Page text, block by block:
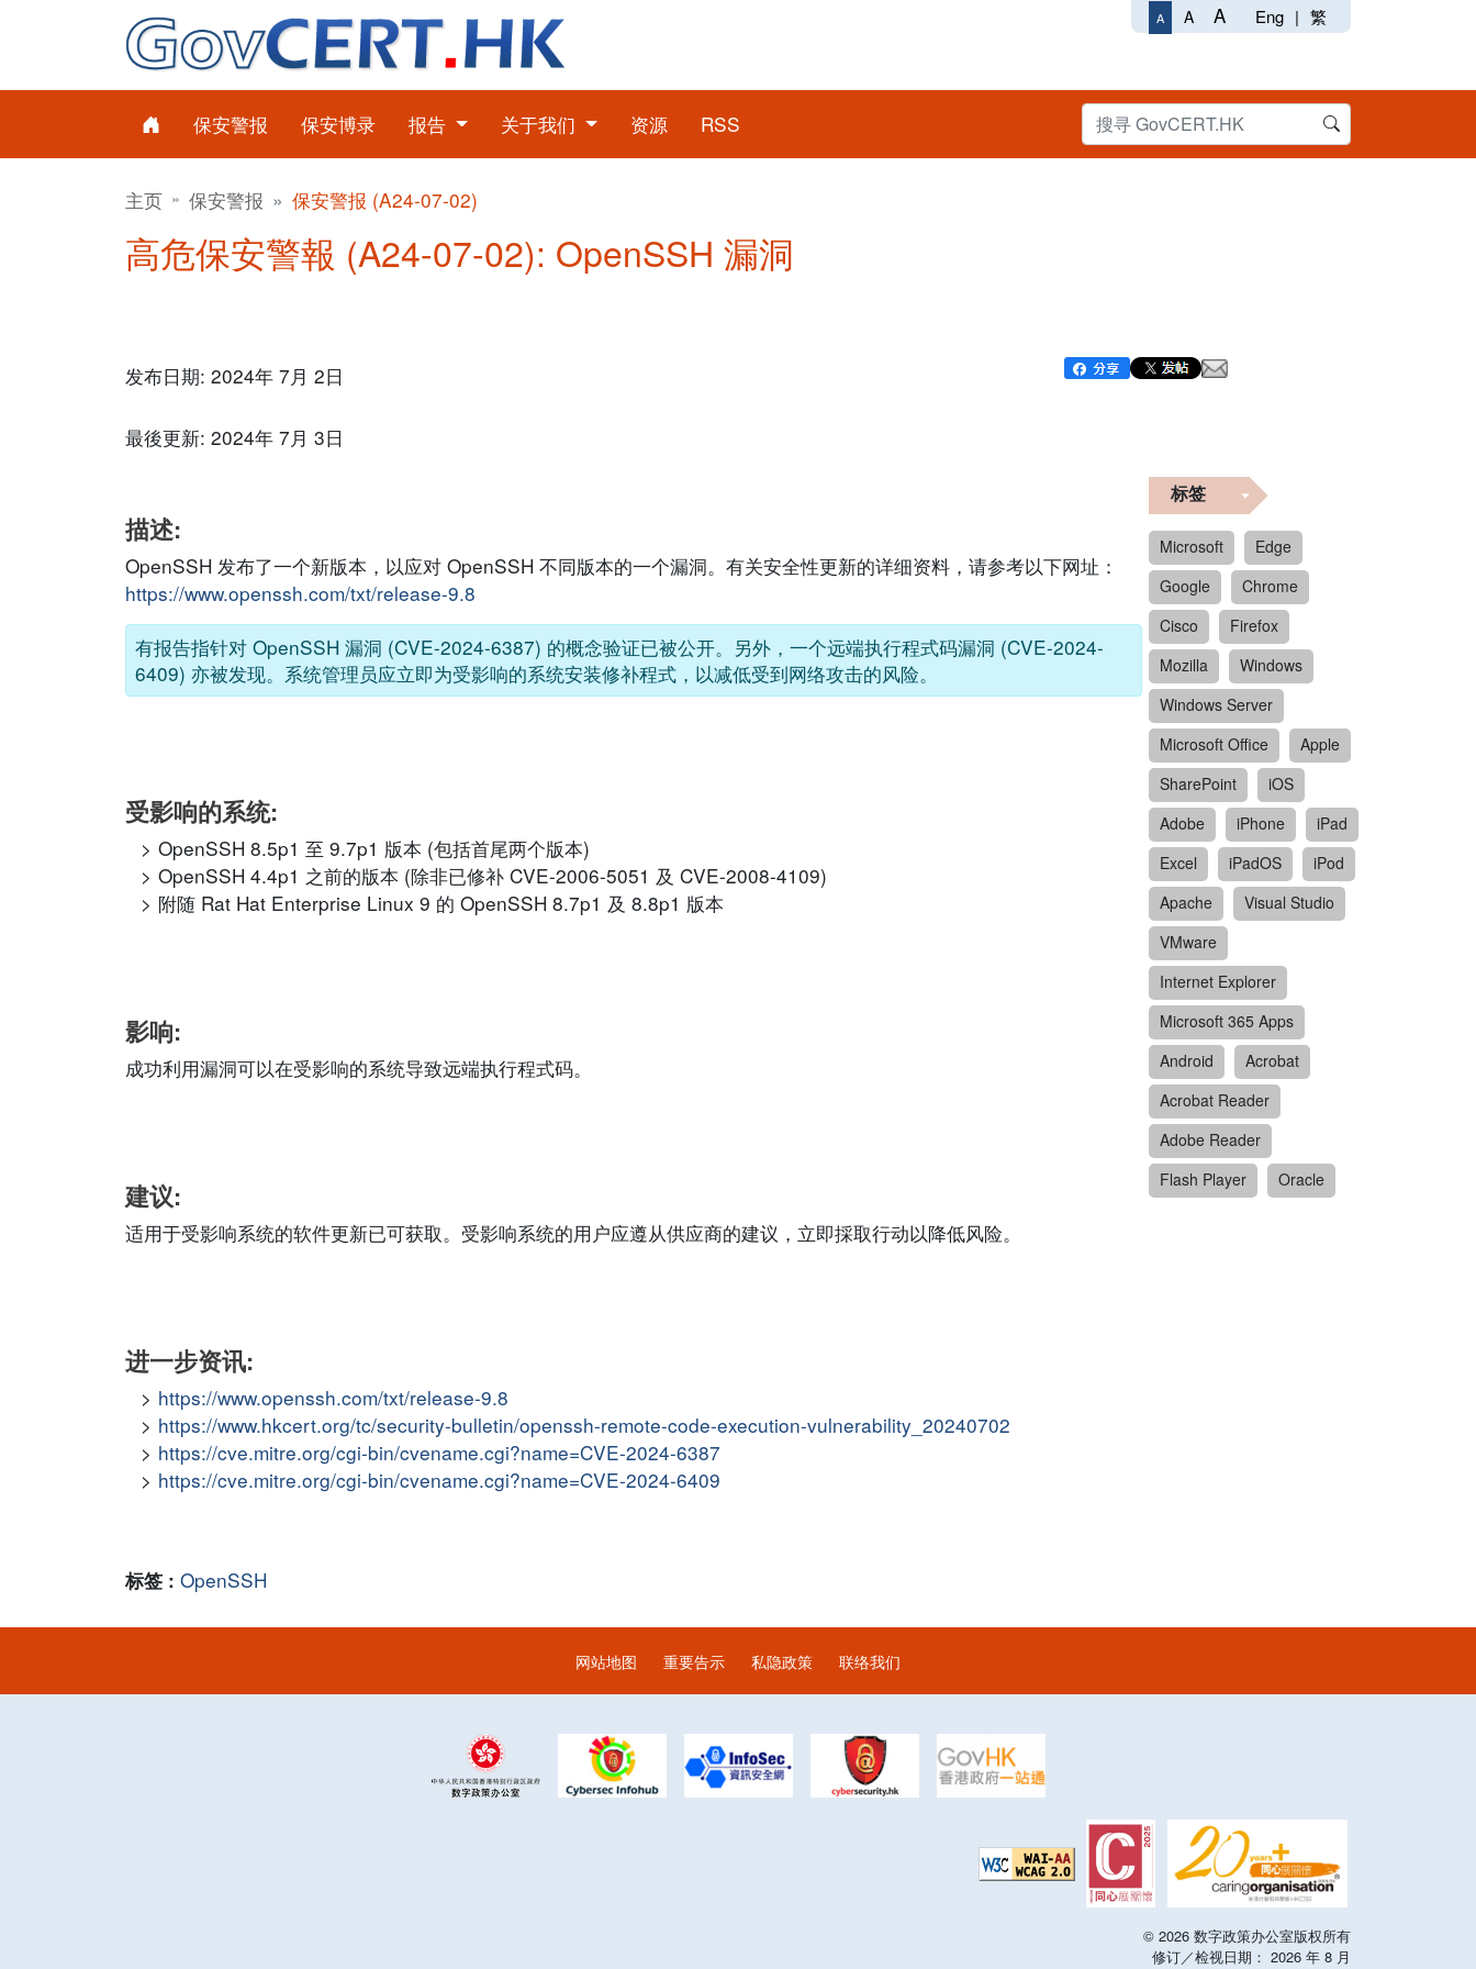
A A A Eng | 繁
保安警报 保安博录 报告 关于我们 资源 RSS
主页 保安警报 保安警报 (A24-07-02)
高危保安警報 (A24-07-02): OpenSSH 漏洞
发布日期: 2024年 7月 2日
最後更新: 2024年 7月 3日
描述:
OpenSSH 发布了一个新版本，以应对 OpenSSH 不同版本的一个漏洞。有关安全性更新的详细资料，请参考以下网址：
https://www.openssh.com/txt/release-9.8
有报告指针对 OpenSSH 漏洞 (CVE-2024-6387) 的概念验证已被公开。另外，一个远端执行程式码漏洞 (CVE-2024-
6409) 亦被发现。系统管理员应立即为受影响的系统安装修补程式，以减低受到网络攻击的风险。
受影响的系统:
OpenSSH 8.5p1 至 9.7p1 版本 (包括首尾两个版本)
OpenSSH 4.4p1 之前的版本 (除非已修补 CVE-2006-5051 及 CVE-2008-4109)
附随 Rat Hat Enterprise Linux 9 的 OpenSSH 8.7p1 及 8.8p1 版本
影响:
成功利用漏洞可以在受影响的系统导致远端执行程式码。
建议:
适用于受影响系统的软件更新已可获取。受影响系统的用户应遵从供应商的建议，立即採取行动以降低风险。
进一步资讯:
https://www.openssh.com/txt/release-9.8
https://www.hkcert.org/tc/security-bulletin/openssh-remote-code-execution-vulnerability_20240702
https://cve.mitre.org/cgi-bin/cvename.cgi?name=CVE-2024-6387
https://cve.mitre.org/cgi-bin/cvename.cgi?name=CVE-2024-6409
标签 : OpenSSH
标签
Microsoft
Edge
Google
Chrome
Cisco
Firefox
Mozilla
Windows
Windows Server
Microsoft Office
Apple
SharePoint
iOS
Adobe
iPhone
iPad
Excel
iPadOS
iPod
Apache
Visual Studio
VMware
Internet Explorer
Microsoft 365 Apps
Android
Acrobat
Acrobat Reader
Adobe Reader
Flash Player
Oracle
网站地图 重要告示 私隐政策 联络我们
© 2026 数字政策办公室版权所有
修订／检视日期： 2026 年 8 月